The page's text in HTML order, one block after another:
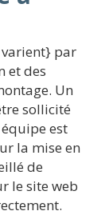
par
et des
Un
sollicité
est
la mise en
de
le site web